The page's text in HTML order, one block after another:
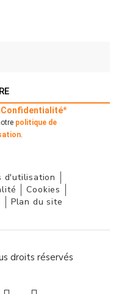
Confidentialité*
politique de
.
d'utilisation
Cookies
Plan du site
droits réservés